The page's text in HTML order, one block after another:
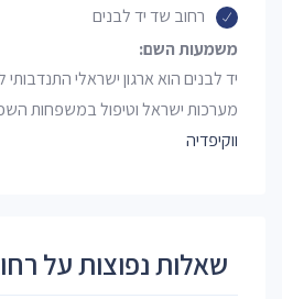
רחוב שד יד לבנים
משמעות השם:
יד לבנים הוא ארגון ישראלי
מערכות ישראל וטיפול במשפחות
ווקיפדיה
שאלות נפוצות על